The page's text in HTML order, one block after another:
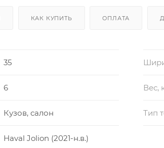
КАК КУПИТЬ ОПЛАТА
35
6 Вес,
Кузов, салон Тип
Haval Jolion (2021-н.в.)